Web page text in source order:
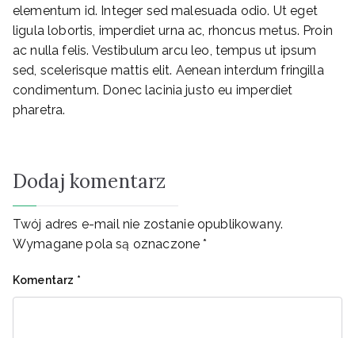
elementum id. Integer sed malesuada odio. Ut eget
ligula lobortis, imperdiet urna ac, rhoncus metus. Proin
ac nulla felis. Vestibulum arcu leo, tempus ut ipsum
sed, scelerisque mattis elit. Aenean interdum fringilla
condimentum. Donec lacinia justo eu imperdiet
pharetra.
Dodaj komentarz
Twój adres e-mail nie zostanie opublikowany.
Wymagane pola są oznaczone*
Komentarz *